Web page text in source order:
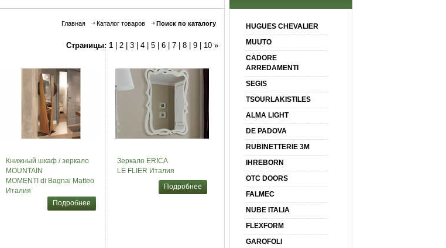
Главная Каталог товаров Поиск по каталогу
Страницы: 1| 2| 3| 4| 5| 6| 7| 8| 9| 10 »
Книжный шкаф / зеркало
MOUNTAIN
MOMENTI di Bagnai Matteo
Италия
Подробнее
Зеркало ERICA
LE FLIER Италия
Подробнее
HUGUES CHEVALIER
MUUTO
CADORE
ARREDAMENTI
SEGIS
TSOURLAKISTILES
ALMA LIGHT
DE PADOVA
RUBINETTERIE 3M
IHREBORN
OTC DOORS
FALMEC
NUBE ITALIA
FLEXFORM
GAROFOLI